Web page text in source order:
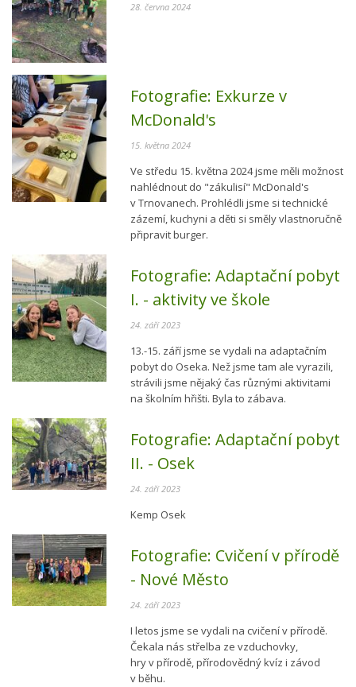
28. června 2024
Fotografie: Exkurze v
McDonald's
15. května 2024
Ve středu 15. května 2024 jsme měli možnost
nahlédnout do "zákulisí" McDonald's
v Trnovanech. Prohlédli jsme si technické
zázemí, kuchyni a děti si směly vlastnoručně
připravit burger.
Fotografie: Adaptační pobyt
I. - aktivity ve škole
24. září 2023
13.-15. září jsme se vydali na adaptačním
pobyt do Oseka. Než jsme tam ale vyrazili,
strávili jsme nějaký čas různými aktivitami
na školním hřišti. Byla to zábava.
Fotografie: Adaptační pobyt
II. - Osek
24. září 2023
Kemp Osek
Fotografie: Cvičení v přírodě
- Nové Město
24. září 2023
I letos jsme se vydali na cvičení v přírodě.
Čekala nás střelba ze vzduchovky,
hry v přírodě, přírodovědný kvíz i závod
v běhu.